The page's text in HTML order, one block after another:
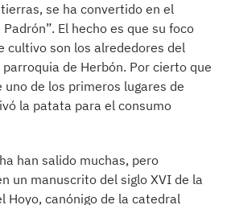
se ha convertido en el
El hecho es que su foco
cultivo son los alrededores del
de Herbón. Por cierto que
de los primeros lugares de
la patata para el consumo
han salido muchas, pero
un manuscrito del siglo XVI de la
Hoyo, canónigo de la catedral